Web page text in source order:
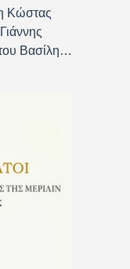
Κώστας
Βασίλη…